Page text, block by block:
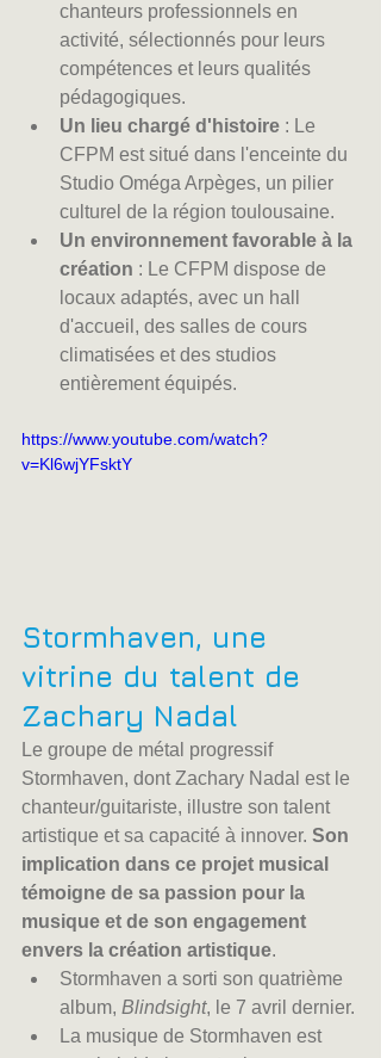
chanteurs professionnels en
activité, sélectionnés pour leurs
compétences et leurs qualités
pédagogiques.
Un lieu chargé d'histoire : Le
CFPM est situé dans l'enceinte du
Studio Oméga Arpèges, un pilier
culturel de la région toulousaine.
Un environnement favorable à la
création : Le CFPM dispose de
locaux adaptés, avec un hall
d'accueil, des salles de cours
climatisées et des studios
entièrement équipés.
https://www.youtube.com/watch?
v=Kl6wjYFsktY
Stormhaven, une
vitrine du talent de
Zachary Nadal
Le groupe de métal progressif
Stormhaven, dont Zachary Nadal est le
chanteur/guitariste, illustre son talent
artistique et sa capacité à innover. Son
implication dans ce projet musical
témoigne de sa passion pour la
musique et de son engagement
envers la création artistique.
Stormhaven a sorti son quatrième
album, Blindsight, le 7 avril dernier.
La musique de Stormhaven est